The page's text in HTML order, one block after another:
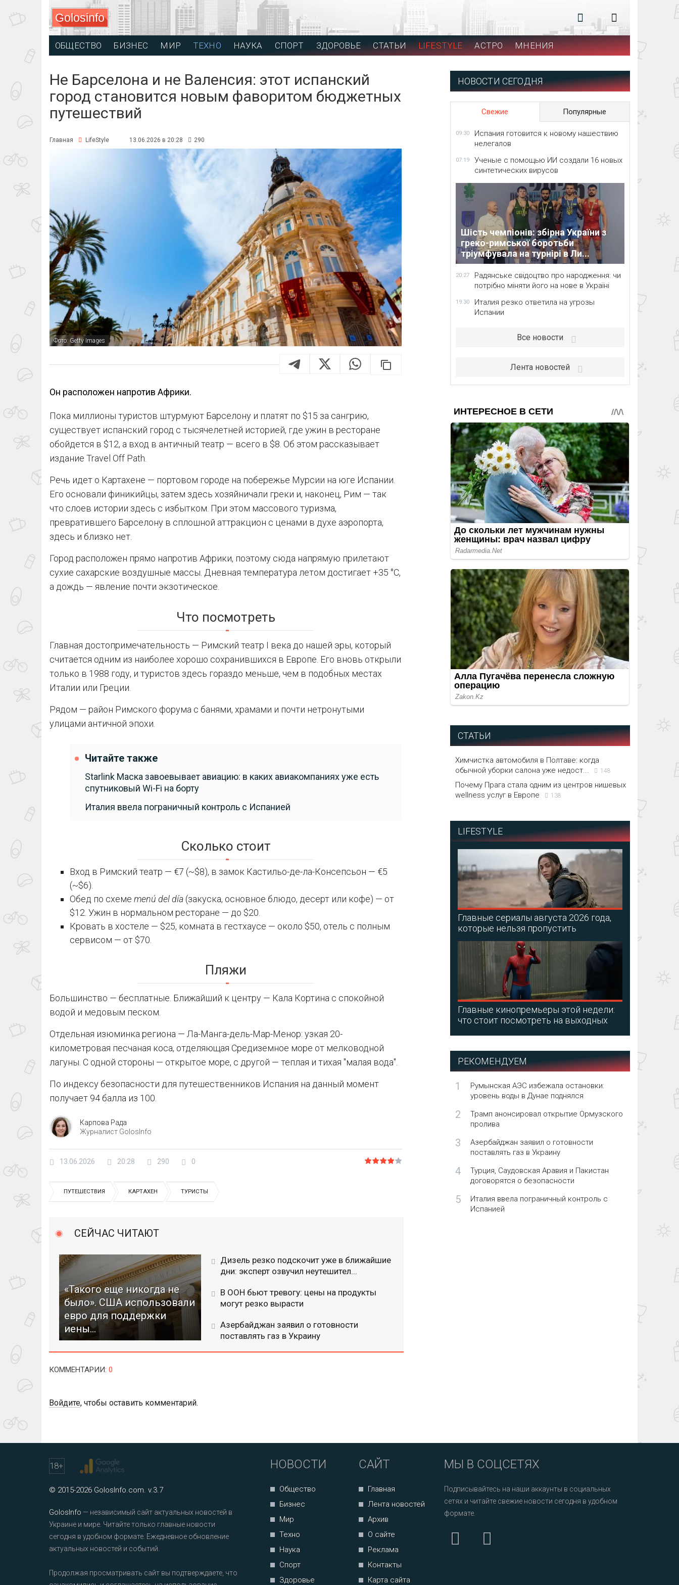
Golosinfo
ОБЩЕСТВО БИЗНЕС МИР ТЕХНО НАУКА СПОРТ ЗДОРОВЬЕ СТАТЬИ LIFESTYLE АСТРО МНЕНИЯ
Не Барселона и не Валенсия: этот испанский
город становится новым фаворитом бюджетных
путешествий
Главная LifeStyle 13.06.2026 в 20:28 290
Фото: Getty Images
Он расположен напротив Африки.
Пока миллионы туристов штурмуют Барселону и платят по $15 за сангрию,
существует испанский город с тысячелетней историей, где ужин в ресторане
обойдется в $12, а вход в античный театр — всего в $8. Об этом рассказывает
издание Travel Off Path.
Речь идет о Картахене — портовом городе на побережье Мурсии на юге Испании.
Его основали финикийцы, затем здесь хозяйничали греки и, наконец, Рим — так
что слоев истории здесь с избытком. При этом массового туризма,
превратившего Барселону в сплошной аттракцион с ценами в духе аэропорта,
здесь и близко нет.
Город расположен прямо напротив Африки, поэтому сюда напрямую прилетают
сухие сахарские воздушные массы. Дневная температура летом достигает +35 °C,
а дождь — явление почти экзотическое.
Что посмотреть
Главная достопримечательность — Римский театр I века до нашей эры, который
считается одним из наиболее хорошо сохранившихся в Европе. Его вновь открыли
только в 1988 году, и туристов здесь гораздо меньше, чем в подобных местах
Италии или Греции.
Рядом — район Римского форума с банями, храмами и почти нетронутыми
улицами античной эпохи.
Читайте также
Starlink Маска завоевывает авиацию: в каких авиакомпаниях уже есть
спутниковый Wi-Fi на борту
Италия ввела пограничный контроль с Испанией
Сколько стоит
Вход в Римский театр — €7 (~$8), в замок Кастильо-де-ла-Консепсьон — €5
(~$6).
Обед по схеме menú del día (закуска, основное блюдо, десерт или кофе) — от
$12. Ужин в нормальном ресторане — до $20.
Кровать в хостеле — $25, комната в гестхаусе — около $50, отель с полным
сервисом — от $70.
Пляжи
Большинство — бесплатные. Ближайший к центру — Кала Кортина с спокойной
водой и медовым песком.
Отдельная изюминка региона — Ла-Манга-дель-Мар-Менор: узкая 20-
километровая песчаная коса, отделяющая Средиземное море от мелководной
лагуны. С одной стороны — открытое море, с другой — теплая и тихая "малая вода".
По индексу безопасности для путешественников Испания на данный момент
получает 94 балла из 100.
Карпова Рада
Журналист GolosInfo
13.06.2026 20:28 290 0
ПУТЕШЕСТВИЯ КАРТАХЕН ТУРИСТЫ
СЕЙЧАС ЧИТАЮТ
«Такого еще никогда не
было». США использовали
евро для поддержки
иены...
Дизель резко подскочит уже в ближайшие
дни: эксперт озвучил неутешител...
В ООН бьют тревогу: цены на продукты
могут резко вырасти
Азербайджан заявил о готовности
поставлять газ в Украину
КОММЕНТАРИИ: 0
Войдите, чтобы оставить комментарий.
НОВОСТИ СЕГОДНЯ
Свежие Популярные
09:30
Испания готовится к новому нашествию
нелегалов
07:19
Ученые с помощью ИИ создали 16 новых
синтетических вирусов
Шість чемпіонів: збірна України з
греко-римської боротьби
тріумфувала на турнірі в Ли...
20:27
Радянське свідоцтво про народження: чи
потрібно міняти його на нове в Україні
19:30
Италия резко ответила на угрозы
Испании
Все новости
Лента новостей
СТАТЬИ
Химчистка автомобиля в Полтаве: когда
обычной уборки салона уже недост...
148
Почему Прага стала одним из центров нишевых
wellness услуг в Европе
138
LIFESTYLE
Главные сериалы августа 2026 года,
которые нельзя пропустить
Главные кинопремьеры этой недели:
что стоит посмотреть на выходных
РЕКОМЕНДУЕМ
1
Румынская АЭС избежала остановки:
уровень воды в Дунае поднялся
2
Трамп анонсировал открытие Ормузского
пролива
3
Азербайджан заявил о готовности
поставлять газ в Украину
4
Турция, Саудовская Аравия и Пакистан
договорятся о безопасности
5
Италия ввела пограничный контроль с
Испанией
18+
© 2015-2026 GolosInfo.com. v.3.7
GolosInfo — независимый сайт актуальных новостей в
Украине и мире. Читайте только главные новости
сегодня в удобном формате. Ежедневное обновление
актуальных новостей и событий.
Продолжая просматривать сайт вы подтверждаете, что
НОВОСТИ
Общество
Бизнес
Мир
Техно
Наука
Спорт
Здоровье
САЙТ
Главная
Лента новостей
Архив
О сайте
Реклама
Контакты
Карта сайта
МЫ В СОЦСЕТЯХ
Подписывайтесь на наши аккаунты в социальных
сетях и читайте свежие новости сегодня в удобном
формате.